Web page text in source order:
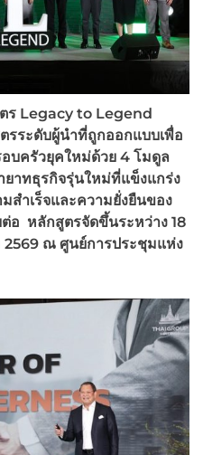
ร Legacy to Legend
รระดับผู้นำที่ถูกออกแบบเพื่อ
บครัวยุคใหม่ด้วย 4 โมดูล
าทธุรกิจรุ่นใหม่ที่แข็งแกร่ง
สำเร็จและความยั่งยืนของ
อ หลักสูตรจัดขึ้นระหว่าง 18
2569 ณ ศูนย์การประชุมแห่ง